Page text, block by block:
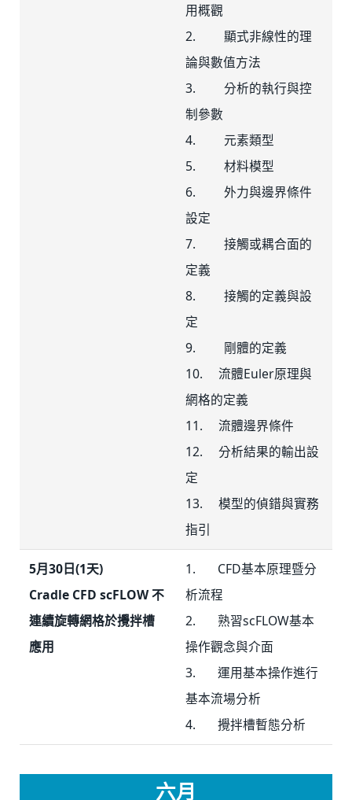
用概觀
2. 顯式非線性的理
論與數值方法
3. 分析的執行與控
制參數
4. 元素類型
5. 材料模型
6. 外力與邊界條件
設定
7. 接觸或耦合面的
定義
8. 接觸的定義與設
定
9. 剛體的定義
10. 流體Euler原理與
網格的定義
11. 流體邊界條件
12. 分析結果的輸出設
定
13. 模型的偵錯與實務
指引
5月30日(1天)
Cradle CFD scFLOW 不
連續旋轉網格於攪拌槽
應用
1. CFD基本原理暨分
析流程
2. 熟習scFLOW基本
操作觀念與介面
3. 運用基本操作進行
基本流場分析
4. 攪拌槽暫態分析
六月